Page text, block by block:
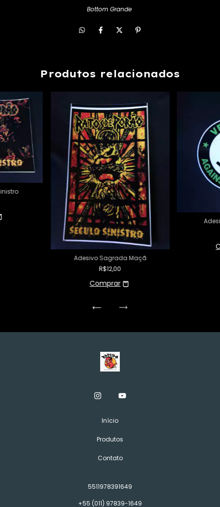
Bottom Grande
Produtos relacionados
Adesivo Sagrada Maçã
R$12,00
Início
Produtos
Contato
5511978391649
+55 (011) 97839-1649